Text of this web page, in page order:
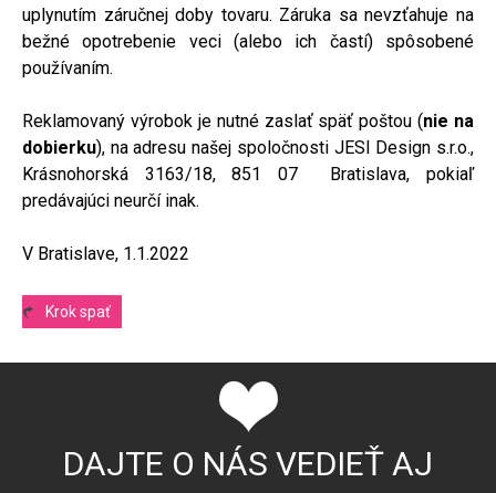
uplynutím záručnej doby tovaru. Záruka sa nevzťahuje na
bežné opotrebenie veci (alebo ich častí) spôsobené
používaním.
Reklamovaný výrobok je nutné zaslať späť poštou (nie na
dobierku), na adresu našej spoločnosti JESI Design s.r.o.,
Krásnohorská 3163/18, 851 07 Bratislava, pokiaľ
predávajúci neurčí inak.
V Bratislave, 1.1.2022
Krok spať
DAJTE O NÁS VEDIEŤ AJ